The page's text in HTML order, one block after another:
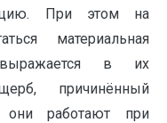
При этом на
материальная
выражается в их
причинённый
работают при